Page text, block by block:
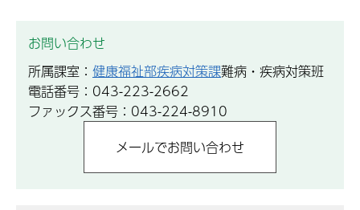
お問い合わせ
所属課室： 健康福祉部疾病対策課難病・疾病対策班
電話番号：043-223-2662
ファックス番号：043-224-8910